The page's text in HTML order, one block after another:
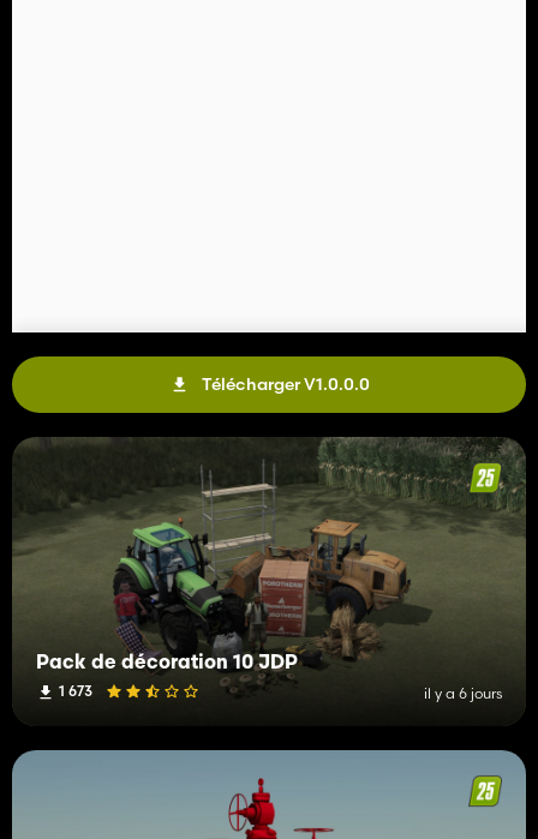
Télécharger V1.0.0.0
Pack de décoration 10 JDP
1 673 il y a 6 jours